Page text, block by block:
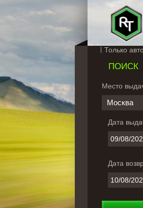
Только
ПОИСК
Место
Москва
Дата
Дата